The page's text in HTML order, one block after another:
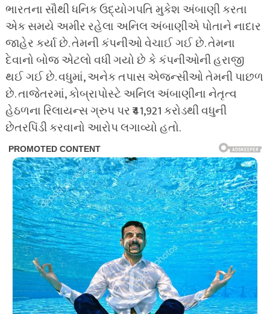
ભારતના સૌથી ધનિક ઉદ્યોગપતિ મુકેશ અંબાણી કરતા
એક સમયે અમીર રહેલા અનિલ અંબાણીએ પોતાને નાદાર
જાહેર કર્યા છે. તેમની કંપનીઓ વેચાઈ ગઈ છે. તેમના
દેવાનો બોજ એટલો વધી ગયો છે કે કંપનીઓની હરાજી
થઈ ગઈ છે. વધુમાં, અનેક તપાસ એજન્સીઓ તેમની પાછળ
છે. તાજેતરમાં, કોબ્રાપોસ્ટે અનિલ અંબાણીના નેતૃત્વ
હેઠળના રિલાયન્સ ગ્રુપ પર ₹41,921 કરોડથી વધુની
છેતરપિંડી કરવાનો આરોપ લગાવ્યો હતો.